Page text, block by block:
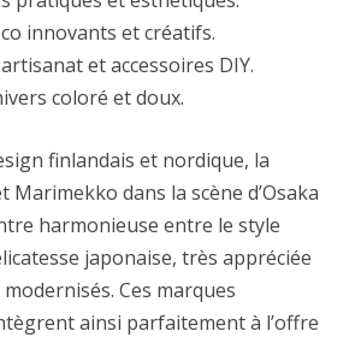
innovants et créatifs.
et accessoires DIY.
coloré et doux.
finlandais et nordique, la
Marimekko dans la scène d’Osaka
harmonieuse entre le style
japonaise, très appréciée
Ces marques
ainsi parfaitement à l’offre